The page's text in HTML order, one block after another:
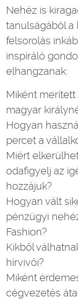
Nehéz is
tanulságából a
felsorolás
inspiráló
elhangzanak:
Miként
magyar
Hogyan
percet a
Miért
odafigyelj az
hozzájuk?
Hogyan vált
pénzügyi
Fashion?
Kikből
hírvivői?
Miként
cégvezetés